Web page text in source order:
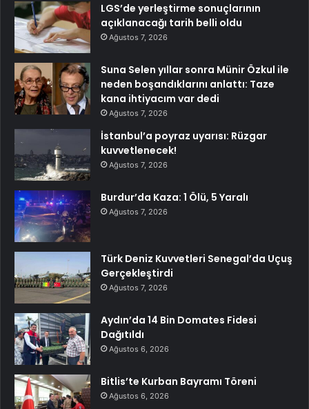
LGS’de yerleştirme sonuçlarının
açıklanacağı tarih belli oldu
Ağustos 7, 2026
Suna Selen yıllar sonra Münir Özkul ile
neden boşandıklarını anlattı: Taze
kana ihtiyacım var dedi
Ağustos 7, 2026
İstanbul’a poyraz uyarısı: Rüzgar
kuvvetlenecek!
Ağustos 7, 2026
Burdur’da Kaza: 1 Ölü, 5 Yaralı
Ağustos 7, 2026
Türk Deniz Kuvvetleri Senegal’da Uçuş
Gerçekleştirdi
Ağustos 7, 2026
Aydın’da 14 Bin Domates Fidesi
Dağıtıldı
Ağustos 6, 2026
Bitlis’te Kurban Bayramı Töreni
Ağustos 6, 2026